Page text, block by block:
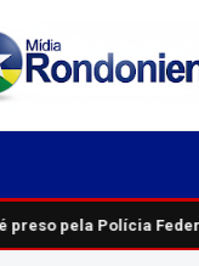
preso pela Polícia